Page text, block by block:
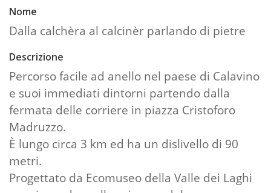
Nome
Dalla calchèra al calcinèr parlando di pietre
Descrizione
Percorso facile ad anello nel paese di Calavino
e suoi immediati dintorni partendo dalla
fermata delle corriere in piazza Cristoforo
Madruzzo.
È lungo circa 3 km ed ha un dislivello di 90
metri.
Progettato da Ecomuseo della Valle dei Laghi